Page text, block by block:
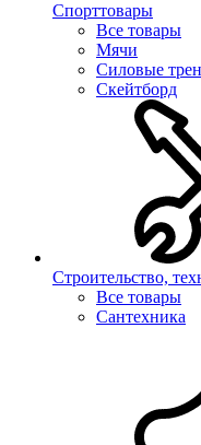
Спорттовары
Все товары
Мячи
Силовые
Скейтборд
Строительство,
Все товары
Сантехника